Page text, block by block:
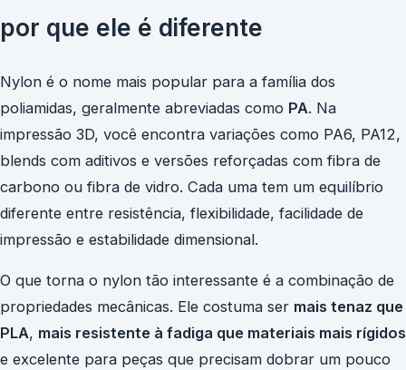
por que ele é diferente
Nylon é o nome mais popular para a família dos
poliamidas, geralmente abreviadas como PA. Na
impressão 3D, você encontra variações como PA6, PA12,
blends com aditivos e versões reforçadas com fibra de
carbono ou fibra de vidro. Cada uma tem um equilíbrio
diferente entre resistência, flexibilidade, facilidade de
impressão e estabilidade dimensional.
O que torna o nylon tão interessante é a combinação de
propriedades mecânicas. Ele costuma ser mais tenaz que
PLA, mais resistente à fadiga que materiais mais rígidos
e excelente para peças que precisam dobrar um pouco